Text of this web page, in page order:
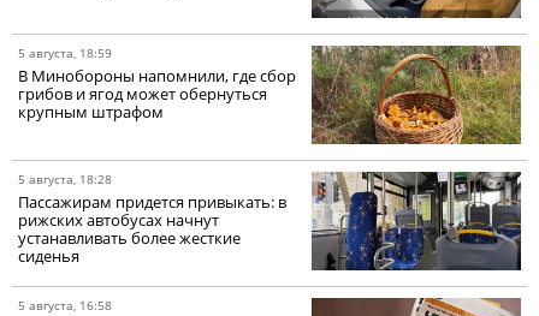
5 августа, 18:59
В Минобороны напомнили, где сбор
грибов и ягод может обернуться
крупным штрафом
5 августа, 18:28
Пассажирам придется привыкать: в
рижских автобусах начнут
устанавливать более жесткие
сиденья
5 августа, 16:58